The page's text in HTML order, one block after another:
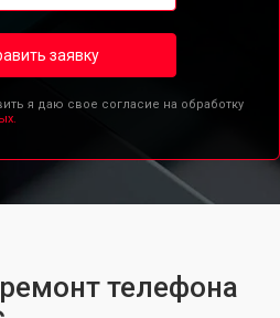
заявку
я даю свое согласие на обработку
телефона